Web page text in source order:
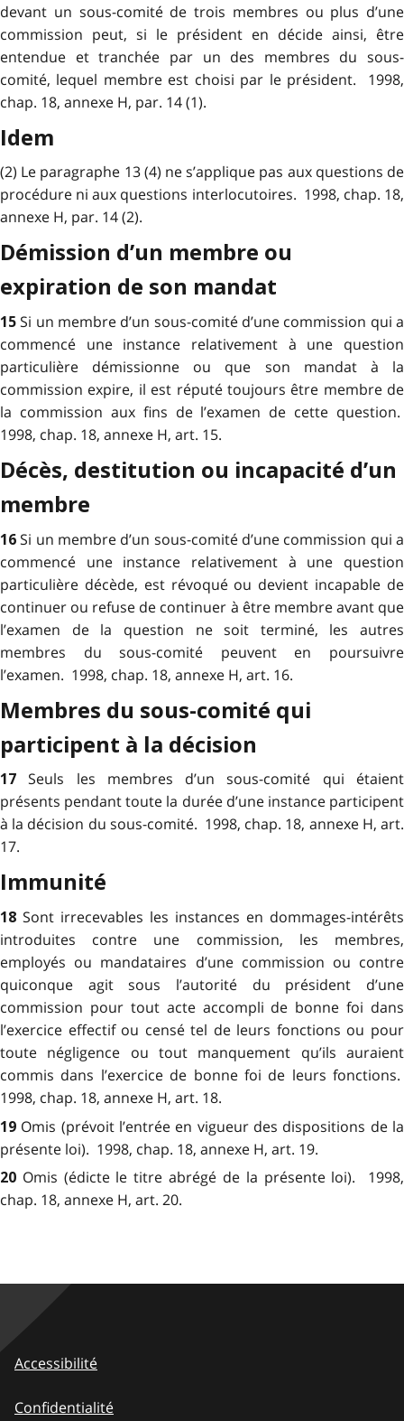
devant un sous-comité de trois membres ou plus d’une
commission peut, si le président en décide ainsi, être
entendue et tranchée par un des membres du sous-
comité, lequel membre est choisi par le président. 1998,
chap. 18, annexe H, par. 14 (1).
Idem
(2) Le paragraphe 13 (4) ne s’applique pas aux questions de
procédure ni aux questions interlocutoires. 1998, chap. 18,
annexe H, par. 14 (2).
Démission d’un membre ou
expiration de son mandat
15Si un membre d’un sous-comité d’une commission qui a
commencé une instance relativement à une question
particulière démissionne ou que son mandat à la
commission expire, il est réputé toujours être membre de
la commission aux fins de l’examen de cette question.
1998, chap. 18, annexe H, art. 15.
Décès, destitution ou incapacité d’un
membre
16Si un membre d’un sous-comité d’une commission qui a
commencé une instance relativement à une question
particulière décède, est révoqué ou devient incapable de
continuer ou refuse de continuer à être membre avant que
l’examen de la question ne soit terminé, les autres
membres du sous-comité peuvent en poursuivre
l’examen. 1998, chap. 18, annexe H, art. 16.
Membres du sous-comité qui
participent à la décision
17Seuls les membres d’un sous-comité qui étaient
présents pendant toute la durée d’une instance participent
à la décision du sous-comité. 1998, chap. 18, annexe H, art.
17.
Immunité
18 Sont irrecevables les instances en dommages-intérêts
introduites contre une commission, les membres,
employés ou mandataires d’une commission ou contre
quiconque agit sous l’autorité du président d’une
commission pour tout acte accompli de bonne foi dans
l’exercice effectif ou censé tel de leurs fonctions ou pour
toute négligence ou tout manquement qu’ils auraient
commis dans l’exercice de bonne foi de leurs fonctions.
1998, chap. 18, annexe H, art. 18.
19 Omis (prévoit l’entrée en vigueur des dispositions de la
présente loi). 1998, chap. 18, annexe H, art. 19.
20 Omis (édicte le titre abrégé de la présente loi). 1998,
chap. 18, annexe H, art. 20.
Accessibilité
Confidentialité